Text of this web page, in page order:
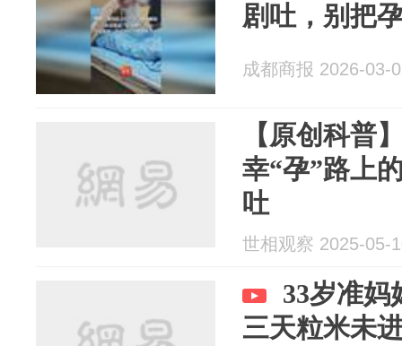
剧吐，别把
成都商报 2026-03-
【原创科普
幸“孕”路上
吐
世相观察 2025-05-
33岁准妈
三天粒米未